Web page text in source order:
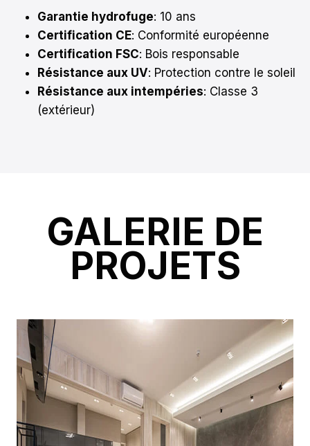
Garantie hydrofuge: 10 ans
Certification CE: Conformité européenne
Certification FSC: Bois responsable
Résistance aux UV: Protection contre le soleil
Résistance aux intempéries: Classe 3
(extérieur)
GALERIE DE
PROJETS